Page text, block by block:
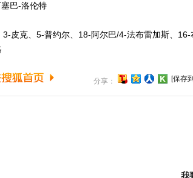
巴-洛伦特
克、5-普约尔、18-阿尔巴/4-法布雷加斯、16-
分享： [保存
我